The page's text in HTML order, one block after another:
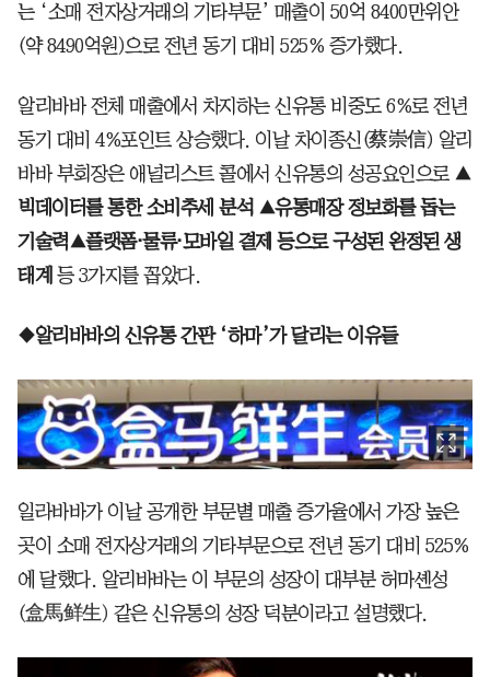
는 ‘소매 전자상거래의 기타부문’ 매출이 50억 8400만위안
(약 8490억원)으로 전년 동기 대비 525% 증가했다.
알리바바 전체 매출에서 차지하는 신유통 비중도 6%로 전년
동기 대비 4%포인트 상승했다. 이날 차이종신(蔡崇信) 알리
바바 부회장은 애널리스트 콜에서 신유통의 성공요인으로 ▲
빅데이터를 통한 소비추세 분석 ▲유통매장 정보화를 돕는
기술력▲플랫폼⋅물류⋅모바일 결제 등으로 구성된 완정된 생
태계 등 3가지를 꼽았다.
◆알리바바의 신유통 간판 ‘하마’가 달리는 이유들
일라바바가 이날 공개한 부문별 매출 증가율에서 가장 높은
곳이 소매 전자상거래의 기타부문으로 전년 동기 대비 525%
에 달했다. 알리바바는 이 부문의 성장이 대부분 허마셴성
(盒馬鲜生) 같은 신유통의 성장 덕분이라고 설명했다.